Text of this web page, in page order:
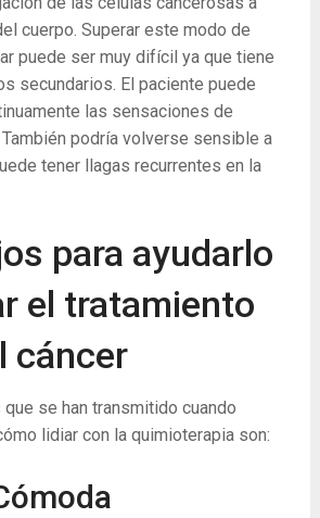
cuerpo. Superar este modo de
puede ser muy difícil ya que tiene
secundarios. El paciente puede
las sensaciones de
También podría volverse sensible a
tener llagas recurrentes en la
para ayudarlo
el tratamiento
cáncer
se han transmitido cuando
lidiar con la quimioterapia son: